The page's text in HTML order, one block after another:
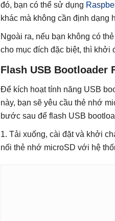
đó, bạn có thể sử dụng
khác mà không cần định dạng
Ngoài ra, nếu bạn không có
cho mục đích đặc biệt, thì khởi
Flash USB Bootloader
Để kích hoạt tính năng USB
này, bạn sẽ yêu cầu thẻ nhớ
bước sau để flash USB
1. Tải xuống, cài đặt và khởi
nối thẻ nhớ microSD với hệ